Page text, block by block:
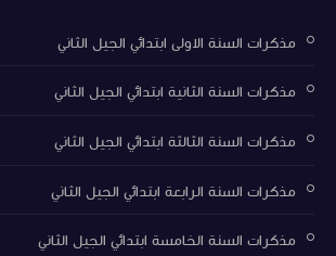
مذكرات السنة الاولى ابتدائي الجيل الثاني
مذكرات السنة الثانية ابتدائي الجيل الثاني
مذكرات السنة الثالثة ابتدائي الجيل الثاني
مذكرات السنة الرابعة ابتدائي الجيل الثاني
مذكرات السنة الخامسة ابتدائي الجيل الثاني